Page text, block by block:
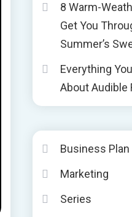
8 Warm-
Get You
Summer’s
Everything
About Audible
Business Plan
Marketing
Series